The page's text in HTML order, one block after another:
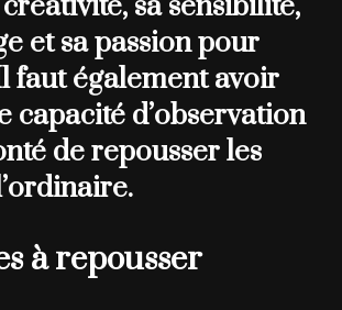
et sa passion pour
faut également avoir
capacité d’observation
de repousser les
à repousser